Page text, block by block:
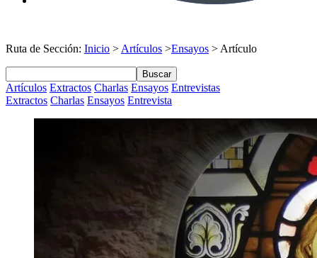
Ruta de Sección: Inicio > Artículos >Ensayos > Artículo
Buscar
Artículos Extractos Charlas Ensayos Entrevistas
Extractos Charlas Ensayos Entrevista